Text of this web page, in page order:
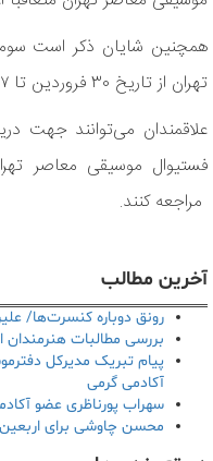
همچنین شایان ذکر است
تهران از تاریخ ۳۰ فروردین تا ۷ اردیبهشت ماه ۱۳۹۷ برگزار خواهد شد.
علاقمندان می‌توانند جهت
مراجعه کنند.
آخرین مطالب
رونق دوباره کنسرت‌ها/
بررسی مطالبات
پیام تبریک مدیرکل
آکادمی گرمی
سهراب پورناظری عضو
محسن چاوشی برای